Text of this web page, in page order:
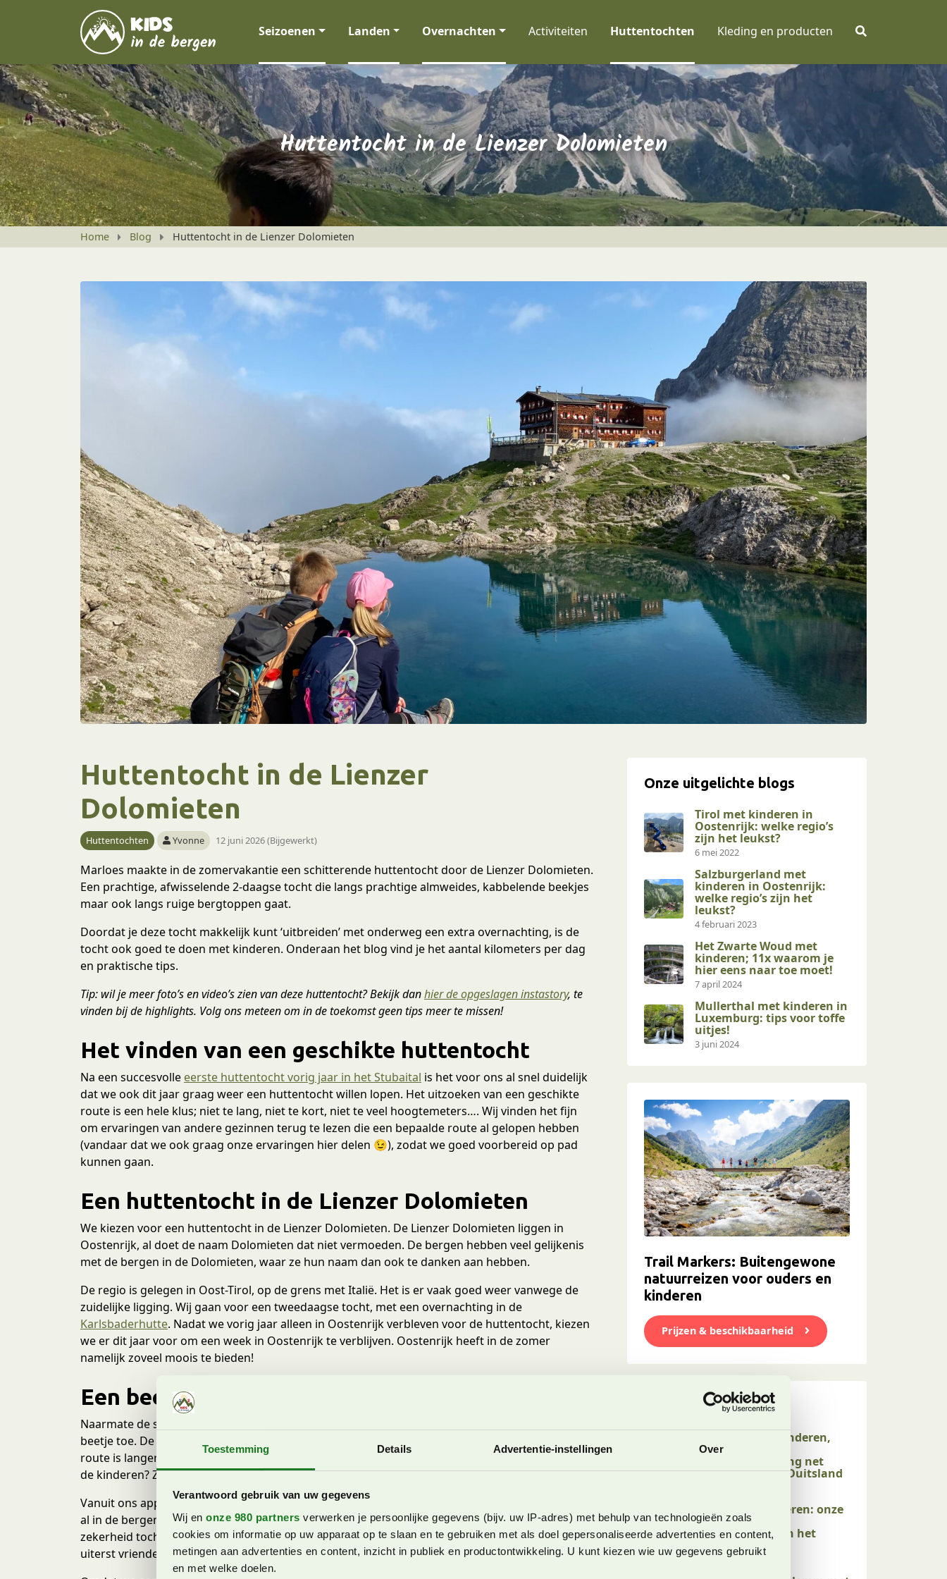
Toestemming Details Advertentie-instellingen Over
Verantwoord gebruik van uw gegevens
Wij en onze 980 partners verwerken je persoonlijke gegevens (bijv. uw IP-adres) met behulp van technologieën zoals
cookies om informatie op uw apparaat op te slaan en te gebruiken met als doel gepersonaliseerde advertenties en content,
metingen aan advertenties en content, inzicht in publiek en productontwikkeling. U kunt kiezen wie uw gegevens gebruikt
en met welke doelen.
Seizoenen Landen Overnachten Activiteiten Huttentochten Kleding en producten
Huttentocht in de Lienzer Dolomieten
Home Blog Huttentocht in de Lienzer Dolomieten
Huttentocht in de Lienzer
Dolomieten
Huttentochten Yvonne 12 juni 2026 (Bijgewerkt)
Marloes maakte in de zomervakantie een schitterende huttentocht door de Lienzer Dolomieten.
Een prachtige, afwisselende 2-daagse tocht die langs prachtige almweides, kabbelende beekjes
maar ook langs ruige bergtoppen gaat.
Doordat je deze tocht makkelijk kunt ‘uitbreiden’ met onderweg een extra overnachting, is de
tocht ook goed te doen met kinderen. Onderaan het blog vind je het aantal kilometers per dag
en praktische tips.
Tip: wil je meer foto’s en video’s zien van deze huttentocht? Bekijk danhier de opgeslagen instastory, te
vinden bij de highlights. Volg ons meteen om in de toekomst geen tips meer te missen!
Het vinden van een geschikte huttentocht
Na een succesvolle eerste huttentocht vorig jaar in het Stubaital is het voor ons al snel duidelijk
dat we ook dit jaar graag weer een huttentocht willen lopen. Het uitzoeken van een geschikte
route is een hele klus; niet te lang, niet te kort, niet te veel hoogtemeters…. Wij vinden het fijn
om ervaringen van andere gezinnen terug te lezen die een bepaalde route al gelopen hebben
(vandaar dat we ook graag onze ervaringen hier delen 😉), zodat we goed voorbereid op pad
kunnen gaan.
Een huttentocht in de Lienzer Dolomieten
We kiezen voor een huttentocht in de Lienzer Dolomieten. De Lienzer Dolomieten liggen in
Oostenrijk, al doet de naam Dolomieten dat niet vermoeden. De bergen hebben veel gelijkenis
met de bergen in de Dolomieten, waar ze hun naam dan ook te danken aan hebben.
De regio is gelegen in Oost-Tirol, op de grens met Italië. Het is er vaak goed weer vanwege de
zuidelijke ligging. Wij gaan voor een tweedaagse tocht, met een overnachting in de
Karlsbaderhutte. Nadat we vorig jaar alleen in Oostenrijk verbleven voor de huttentocht, kiezen
we er dit jaar voor om een week in Oostenrijk te verblijven. Oostenrijk heeft in de zomer
namelijk zoveel moois te bieden!
Een beetje spannend is het wel!
Naarmate de start van de huttentocht dichterbij komt, neemt de spanning stiekem toch wel een
beetje toe. De route die we hebben uitgezocht is namelijk wel wat pittiger dan vorig jaar; de
route is langer en we hebben meer hoogtemeters te overbruggen. “Zal het niet te ver zijn voor
de kinderen? Zullen de hoogtemeters niet te pittig zijn voor ons?”
Vanuit ons appartement in Ainet, waar we deze week verblijven, kunnen we de hele week de hut
al in de bergen zien liggen, ver weg en zo hoog! “Zal het echt niet té ver zijn?” We gaan voor de
zekerheid toch nog even langs bij de plaatselijke VVV, waar we onze route voorleggen aan een
uiterst vriendelijke medewerkster.
Onze uitgelichte blogs
Tirol met kinderen in
Oostenrijk: welke regio’s
zijn het leukst?
6 mei 2022
Salzburgerland met
kinderen in Oostenrijk:
welke regio’s zijn het
leukst?
4 februari 2023
Het Zwarte Woud met
kinderen; 11x waarom je
hier eens naar toe moet!
7 april 2024
Mullerthal met kinderen in
Luxemburg: tips voor toffe
uitjes!
3 juni 2024
Trail Markers: Buitengewone
natuurreizen voor ouders en
kinderen
Prijzen & beschikbaarheid
Onze laatste blogs
Willingen met kinderen,
een perfecte
gezinsbestemming net
over de grens in Duitsland
Rauris met kinderen: onze
tips voor een
zomervakantie in het
Raurisertal
26 juli 2026